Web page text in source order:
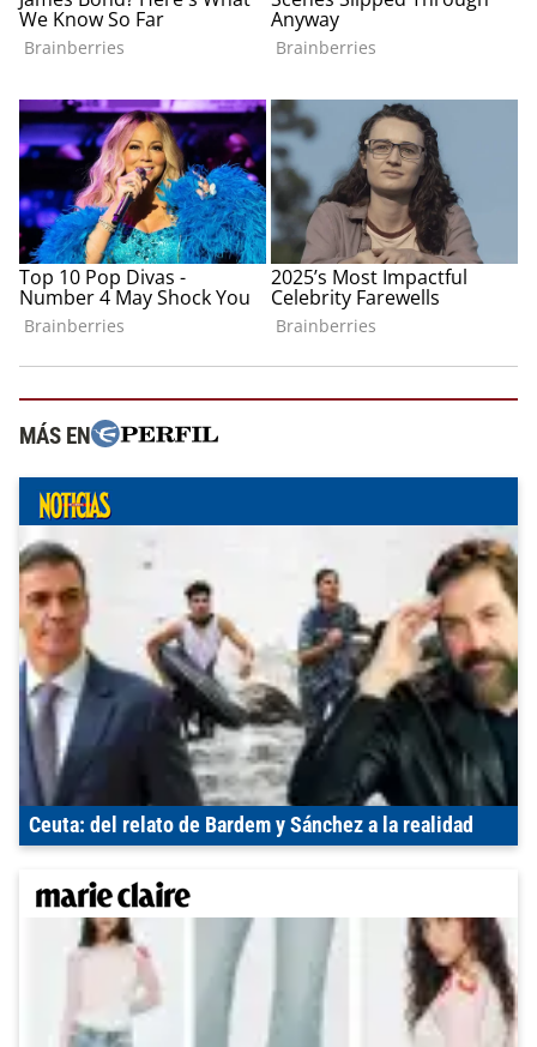
MÁS EN
Ceuta: del relato de Bardem y Sánchez a la realidad